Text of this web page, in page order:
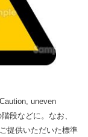
uneven
段などに。なお、
提供いただいた標準